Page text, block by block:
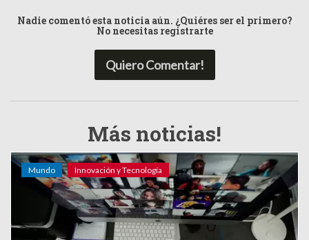
Nadie comentó esta noticia aún. ¿Quiéres ser el primero?
No necesitas registrarte
Quiero Comentar!
Más noticias!
Mundo Innovación y Tecnología